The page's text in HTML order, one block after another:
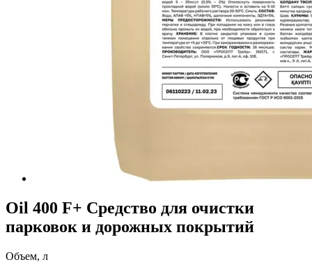
Oil 400 F+ Средство для очистки
парковок и дорожных покрытий
Объем, л